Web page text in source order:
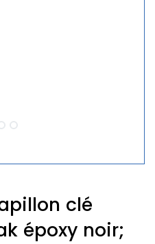
clé
époxy noir;